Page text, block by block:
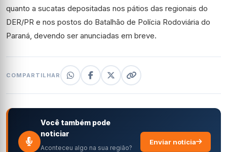
quanto a sucatas depositadas nos pátios das regionais do
DER/PR e nos postos do Batalhão de Polícia Rodoviária do
Paraná, devendo ser anunciadas em breve.
COMPARTILHAR
Você também pode
noticiar
Aconteceu algo na sua região?
Enviar notícia